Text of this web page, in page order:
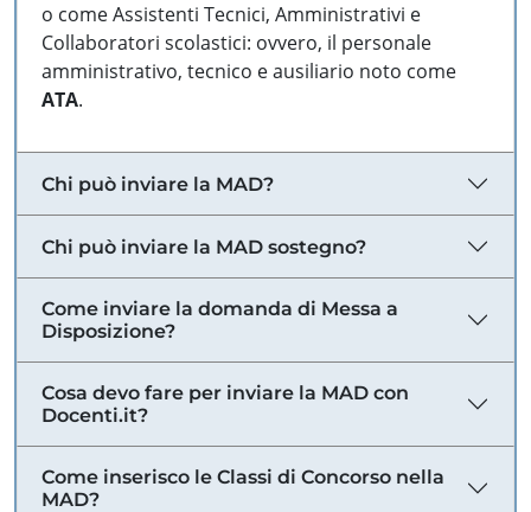
o come Assistenti Tecnici, Amministrativi e
Collaboratori scolastici: ovvero, il personale
amministrativo, tecnico e ausiliario noto come
ATA.
Chi può inviare la MAD?
Chi può inviare la MAD sostegno?
Come inviare la domanda di Messa a
Disposizione?
Cosa devo fare per inviare la MAD con
Docenti.it?
Come inserisco le Classi di Concorso nella
MAD?